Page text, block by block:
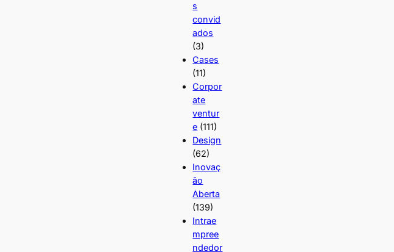
s
convid
ados
(3)
Cases
(11)
Corpor
ate
ventur
e (111)
Design
(62)
Inovaç
ão
Aberta
(139)
Intrae
mpree
ndedor